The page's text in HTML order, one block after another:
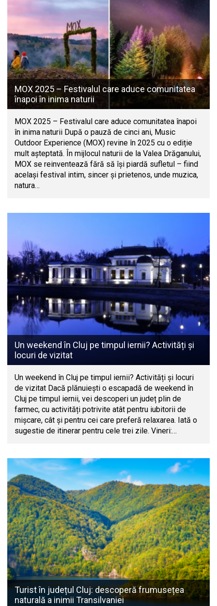
MOX 2025 – Festivalul care aduce comunitatea
înapoi în inima naturii
MOX 2025 – Festivalul care aduce comunitatea înapoi
în inima naturii După o pauză de cinci ani, Music
Outdoor Experience (MOX) revine în 2025 cu o ediție
mult așteptată. În mijlocul naturii de la Valea Drăganului,
MOX se reinventează fără să își piardă sufletul – fiind
același festival intim, sincer și prietenos, unde muzica,
natura…
Un weekend în Cluj pe timpul iernii? Activități și
locuri de vizitat
Un weekend în Cluj pe timpul iernii? Activități și locuri
de vizitat Dacă plănuiești o escapadă de weekend în
Cluj pe timpul iernii, vei descoperi un județ plin de
farmec, cu activități potrivite atât pentru iubitorii de
mișcare, cât și pentru cei care preferă relaxarea. Iată o
sugestie de itinerar pentru cele trei zile. Vineri:…
Turist în județul Cluj: descoperă frumusețea
naturală a inimii Transilvaniei